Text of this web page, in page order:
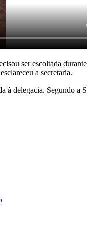
ser escoltada
a secretaria.
à delegacia. Segundo